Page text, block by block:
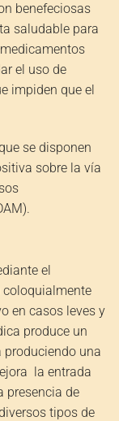
benefeciosas
saludable para
el uso de
impiden que el
se disponen
sobre la vía
.
el
en casos leves y
produce un
produciendo una
la entrada
presencia de
tipos de